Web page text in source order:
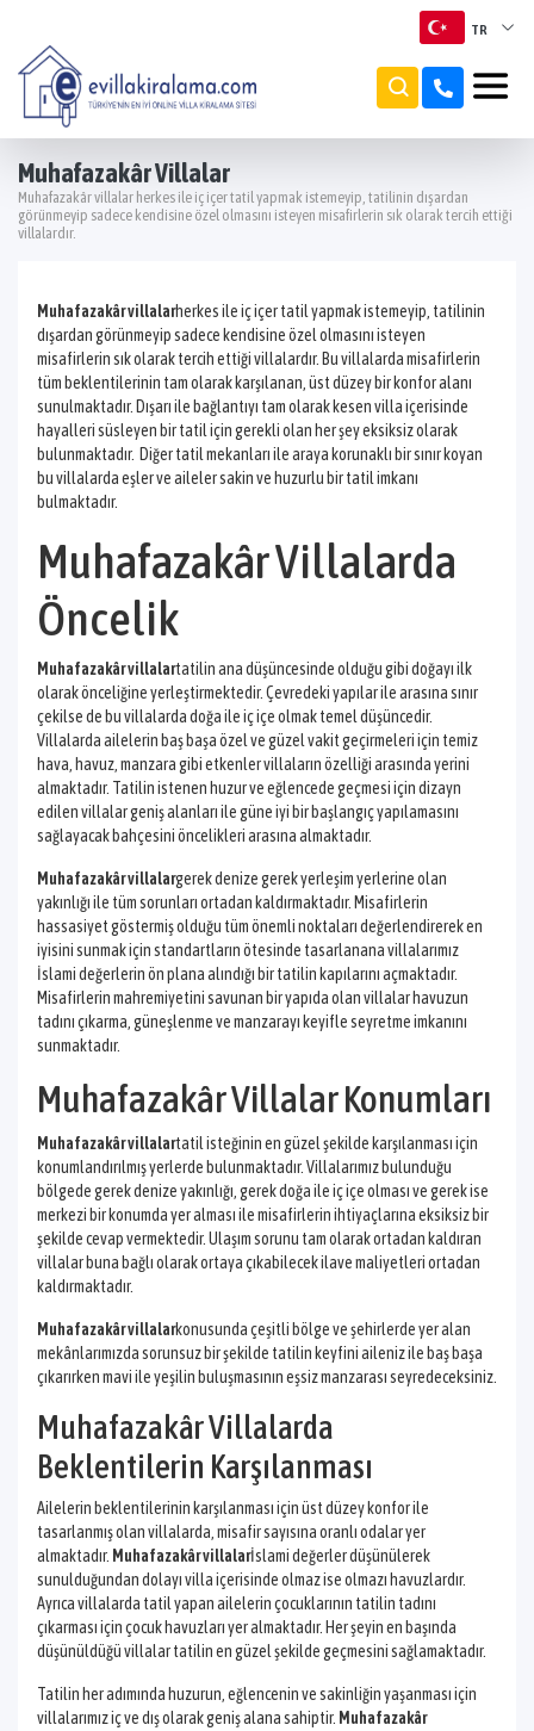
TR
TR
Muhafazakâr Villalar
Muhafazakâr villalar herkes ile iç içer tatil yapmak istemeyip, tatilinin dışardan
görünmeyip sadece kendisine özel olmasını isteyen misafirlerin sık olarak tercih ettiği
villalardır.
Muhafazakâr villalarherkes ile iç içer tatil yapmak istemeyip, tatilinin
dışardan görünmeyip sadece kendisine özel olmasını isteyen
misafirlerin sık olarak tercih ettiği villalardır. Bu villalarda misafirlerin
tüm beklentilerinin tam olarak karşılanan, üst düzey bir konfor alanı
sunulmaktadır. Dışarı ile bağlantıyı tam olarak kesen villa içerisinde
hayalleri süsleyen bir tatil için gerekli olan her şey eksiksiz olarak
bulunmaktadır. Diğer tatil mekanları ile araya korunaklı bir sınır koyan
bu villalarda eşler ve aileler sakin ve huzurlu bir tatil imkanı
bulmaktadır.
Muhafazakâr Villalarda
Öncelik
Muhafazakâr villalartatilin ana düşüncesinde olduğu gibi doğayı ilk
olarak önceliğine yerleştirmektedir. Çevredeki yapılar ile arasına sınır
çekilse de bu villalarda doğa ile iç içe olmak temel düşüncedir.
Villalarda ailelerin baş başa özel ve güzel vakit geçirmeleri için temiz
hava, havuz, manzara gibi etkenler villaların özelliği arasında yerini
almaktadır. Tatilin istenen huzur ve eğlencede geçmesi için dizayn
edilen villalar geniş alanları ile güne iyi bir başlangıç yapılamasını
sağlayacak bahçesini öncelikleri arasına almaktadır.
Muhafazakâr villalargerek denize gerek yerleşim yerlerine olan
yakınlığı ile tüm sorunları ortadan kaldırmaktadır. Misafirlerin
hassasiyet göstermiş olduğu tüm önemli noktaları değerlendirerek en
iyisini sunmak için standartların ötesinde tasarlanana villalarımız
İslami değerlerin ön plana alındığı bir tatilin kapılarını açmaktadır.
Misafirlerin mahremiyetini savunan bir yapıda olan villalar havuzun
tadını çıkarma, güneşlenme ve manzarayı keyifle seyretme imkanını
sunmaktadır.
Muhafazakâr Villalar Konumları
Muhafazakâr villalartatil isteğinin en güzel şekilde karşılanması için
konumlandırılmış yerlerde bulunmaktadır. Villalarımız bulunduğu
bölgede gerek denize yakınlığı, gerek doğa ile iç içe olması ve gerek ise
merkezi bir konumda yer alması ile misafirlerin ihtiyaçlarına eksiksiz bir
şekilde cevap vermektedir. Ulaşım sorunu tam olarak ortadan kaldıran
villalar buna bağlı olarak ortaya çıkabilecek ilave maliyetleri ortadan
kaldırmaktadır.
Muhafazakâr villalarkonusunda çeşitli bölge ve şehirlerde yer alan
mekânlarımızda sorunsuz bir şekilde tatilin keyfini aileniz ile baş başa
çıkarırken mavi ile yeşilin buluşmasının eşsiz manzarası seyredeceksiniz.
Muhafazakâr Villalarda
Beklentilerin Karşılanması
Ailelerin beklentilerinin karşılanması için üst düzey konfor ile
tasarlanmış olan villalarda, misafir sayısına oranlı odalar yer
almaktadır. Muhafazakâr villalarİslami değerler düşünülerek
sunulduğundan dolayı villa içerisinde olmaz ise olmazı havuzlardır.
Ayrıca villalarda tatil yapan ailelerin çocuklarının tatilin tadını
çıkarması için çocuk havuzları yer almaktadır. Her şeyin en başında
düşünüldüğü villalar tatilin en güzel şekilde geçmesini sağlamaktadır.
Tatilin her adımında huzurun, eğlencenin ve sakinliğin yaşanması için
villalarımız iç ve dış olarak geniş alana sahiptir. Muhafazakâr